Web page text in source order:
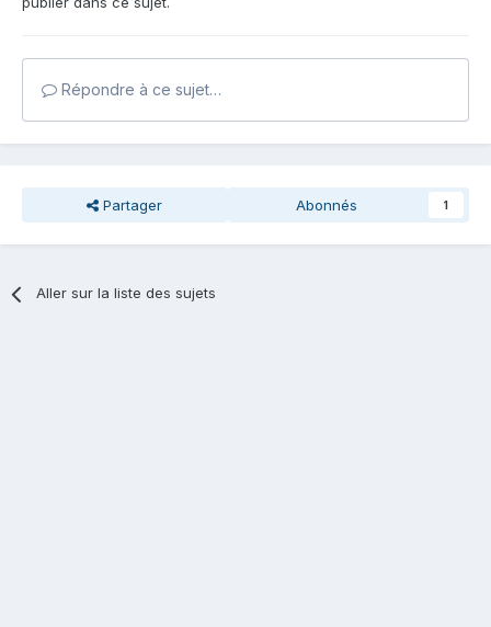
Répondre à ce sujet…
Partager Abonnés 1
Aller sur la liste des sujets